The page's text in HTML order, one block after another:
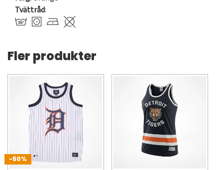
Tvättråd:
Fler produkter
-50%